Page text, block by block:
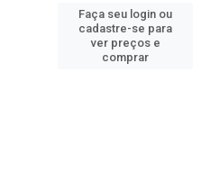
Faça seu login ou
cadastre-se para
ver preços e
comprar